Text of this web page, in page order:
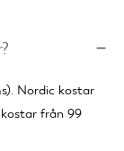
Nordic kostar
från 99